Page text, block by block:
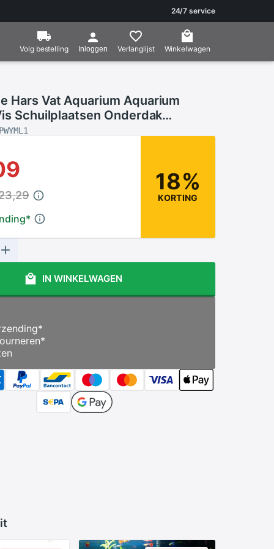
24/7 service
Volg bestelling Inloggen Verlanglijst Winkelwagen
Hars Vat Aquarium Aquarium
Schuilplaatsen Onderdak
Landschap Decoratie
*
18%
KORTING
IN WINKELWAGEN
*
*